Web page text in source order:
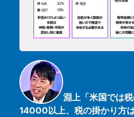
淵上「米国では
14000以上、税の掛かり方